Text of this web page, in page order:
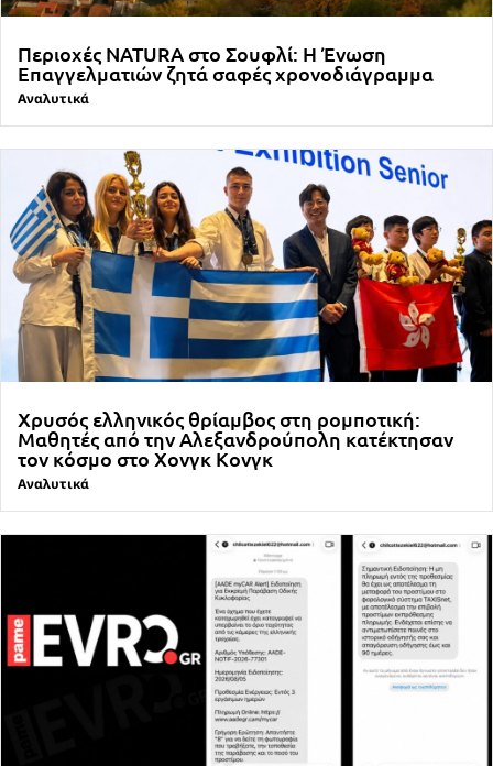
Περιοχές NATURA στο Σουφλί: Η Ένωση
Επαγγελματιών ζητά σαφές χρονοδιάγραμμα
Αναλυτικά
Χρυσός ελληνικός θρίαμβος στη ρομποτική:
Μαθητές από την Αλεξανδρούπολη κατέκτησαν
τον κόσμο στο Χονγκ Κονγκ
Αναλυτικά